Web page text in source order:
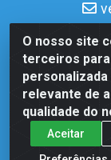
O nosso site
terceiros
relevante de
qualidade do
Aceitar
Casa Norte
Dix-Sept